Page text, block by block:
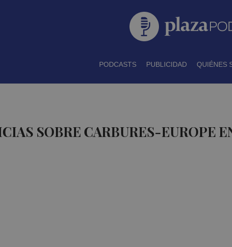
PODCASTS PUBLICIDAD QUIÉNES
SOBRE CARBURES-EUROPE